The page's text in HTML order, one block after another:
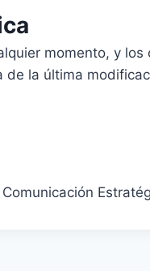
momento, y
de la última